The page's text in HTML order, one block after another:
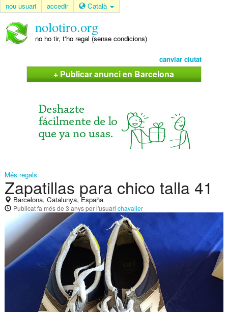
nou usuari accedir Català
nolotiro.org
no ho tir, t'ho regal (sense condicions)
canviar ciutat
+ Publicar anunci en Barcelona
Més regals
Zapatillas para chico talla 41
Barcelona, Catalunya, España
Publicatfa més de 3 anysper l'usuari chavalier